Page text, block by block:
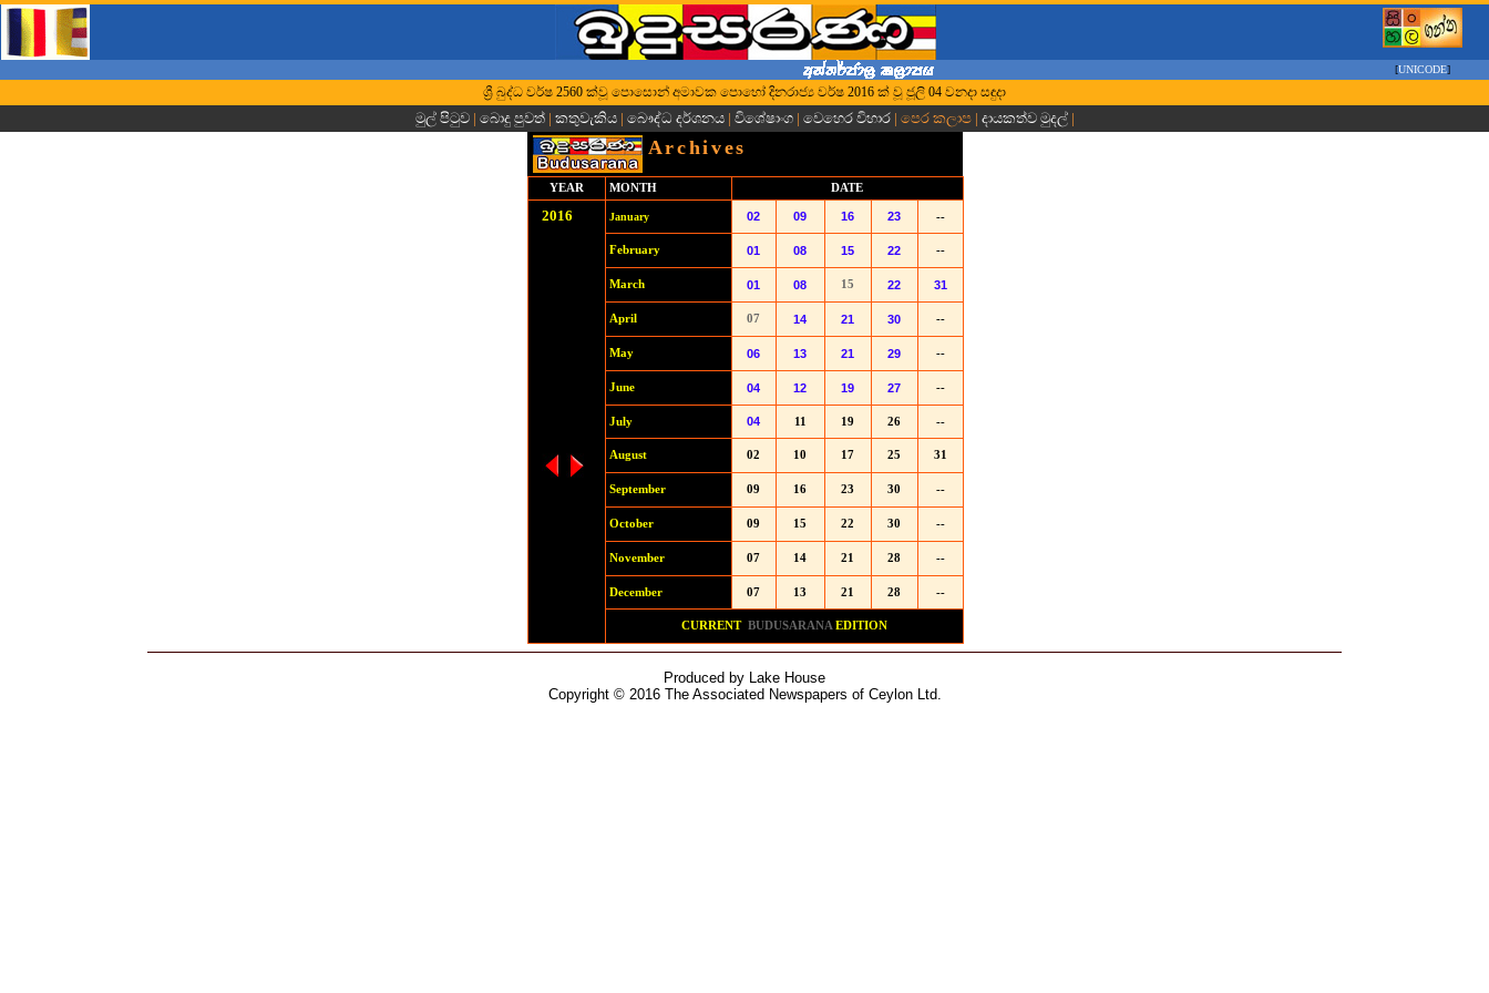
[UNICODE]
ශ්‍රී බුද්ධ වර්ෂ 2560 ක්වූ පොසොන් අමාවක පොහෝ දිනරාජ්‍ය වර්ෂ 2016 ක් වූ ජූලි 04 වනදා සඳුදා
මුල් පිටුව | බොදු පුවත්| කතුවැකිය| බෞද්ධ දර්ශනය| විශේෂාංග| වෙහෙර විහාර| පෙර කලාප | දායකත්ව මුදල්|
Archives
YEAR MONTH DATE
2016 January 02 09 16 23 --
February 01 08 15 22 --
March 01 08 15 22 31
April 07 14 21 30 --
May 06 13 21 29 --
June 04 12 19 27 --
July 04 11 19 26 --
August 02 10 17 25 31
September 09 16 23 30 --
October 09 15 22 30 --
November 07 14 21 28 --
December 07 13 21 28 --
CURRENT BUDUSARANAEDITION
Produced by Lake House
Copyright © 2016 The Associated Newspapers of Ceylon Ltd.